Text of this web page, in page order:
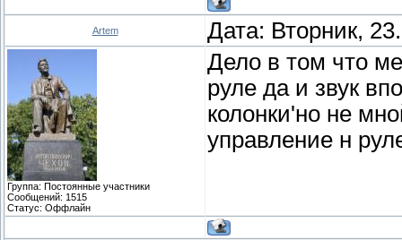
Artem Дата: Вторник,
Группа: Постоянные участники
Сообщений: 1515
Статус: Оффлайн
Дело в том что
руле да и звук
колонки'но не
управление н